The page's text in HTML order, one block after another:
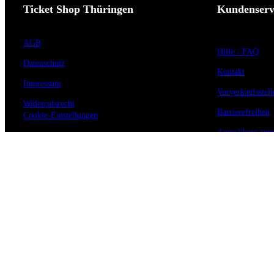
Ticket Shop Thüringen
AGB
Datenschutz
Impressum
Widerrufsrecht
Cookie-Einstellungen
Hilfe / FAQ
Kontakt
Barrierefreiheit
Anmeldung